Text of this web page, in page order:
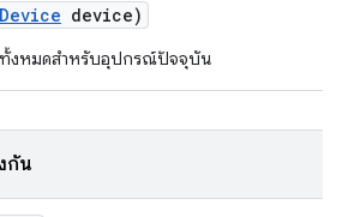
Device device)
งหมดสำหรับอุปกรณ์ปัจจุบัน
กัน